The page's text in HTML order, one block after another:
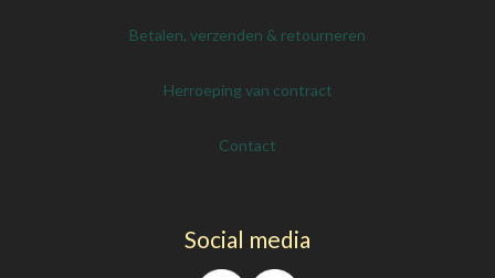
Betalen, verzenden & retourneren
Herroeping van contract
Contact
Social media